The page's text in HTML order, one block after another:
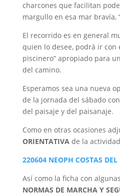
charcones que facilitan
margullo en esa mar bravía,
El recorrido es en general
quien lo desee, podrá ir con
piscinero” apropiado para
del camino.
Esperamos sea una nueva
de la jornada del sábado
del paisaje y del paisanaje.
Como en otras ocasiones
ORIENTATIVAde la
220604 NEOPH COSTAS
Así como la ficha con
NORMAS DE MARCHA Y